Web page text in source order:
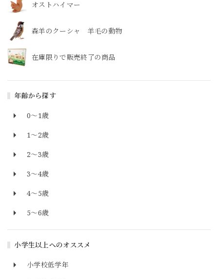
オストハイマー
森羊のクーシャ 羊毛の動物
在庫限りで販売終了の商品
年齢から探す
0～1歳
1～2歳
2～3歳
3～4歳
4～5歳
5～6歳
小学生以上へのオススメ
小学校低学年